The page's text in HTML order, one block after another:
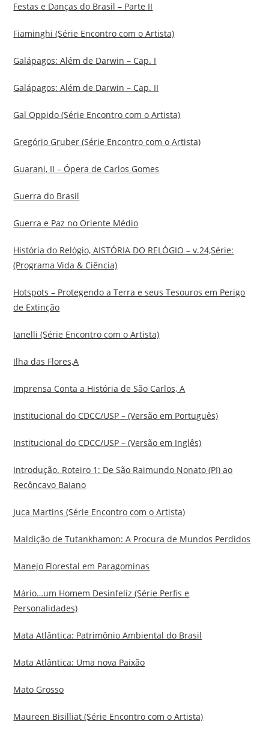
Festas e Danças do Brasil – Parte II
Fiaminghi (Série Encontro com o Artista)
Galápagos: Além de Darwin – Cap. I
Galápagos: Além de Darwin – Cap. II
Gal Oppido (Série Encontro com o Artista)
Gregório Gruber (Série Encontro com o Artista)
Guarani, II – Ópera de Carlos Gomes
Guerra do Brasil
Guerra e Paz no Oriente Médio
História do Relógio, AISTÓRIA DO RELÓGIO – v.24,Série:
(Programa Vida & Ciência)
Hotspots – Protegendo a Terra e seus Tesouros em Perigo
de Extinção
Ianelli (Série Encontro com o Artista)
Ilha das Flores,A
Imprensa Conta a História de São Carlos, A
Institucional do CDCC/USP – (Versão em Português)
Institucional do CDCC/USP – (Versão em Inglês)
Introdução. Roteiro 1: De São Raimundo Nonato (PI) ao
Recôncavo Baiano
Juca Martins (Série Encontro com o Artista)
Maldição de Tutankhamon: A Procura de Mundos Perdidos
Manejo Florestal em Paragominas
Mário…um Homem Desinfeliz (Série Perfis e
Personalidades)
Mata Atlântica: Patrimônio Ambiental do Brasil
Mata Atlântica: Uma nova Paixão
Mato Grosso
Maureen Bisilliat (Série Encontro com o Artista)